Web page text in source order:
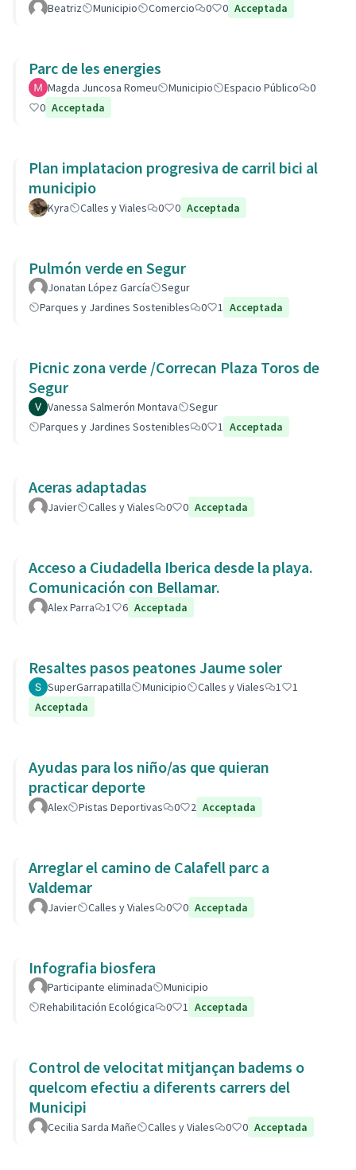
Beatriz Municipio Comercio 0 0 Acceptada
Parc de les energies
Magda Juncosa Romeu Municipio Espacio Público
0
0 Acceptada
Plan implatacion progresiva de carril bici al
municipio
Kyra Calles y Viales 0 0 Acceptada
Pulmón verde en Segur
Jonatan López García
Segur
Parques y Jardines Sostenibles
0 1 Acceptada
Picnic zona verde /Correcan Plaza Toros de
Segur
Vanessa Salmerón Montava
Segur
Parques y Jardines Sostenibles
0 1 Acceptada
Aceras adaptadas
Javier Calles y Viales 0 0 Acceptada
Acceso a Ciudadella Iberica desde la playa.
Comunicación con Bellamar.
Alex Parra 1 6 Acceptada
Resaltes pasos peatones Jaume soler
SuperGarrapatilla Municipio Calles y Viales 1
1
Acceptada
Ayudas para los niño/as que quieran
practicar deporte
Alex Pistas Deportivas 0 2 Acceptada
Arreglar el camino de Calafell parc a
Valdemar
Javier Calles y Viales 0 0 Acceptada
Infografia biosfera
Participante eliminada
Municipio
Rehabilitación Ecológica
0 1 Acceptada
Control de velocitat mitjançan badems o
quelcom efectiu a diferents carrers del
Municipi
Cecilia Sarda Mañe Calles y Viales 0 0 Acceptada